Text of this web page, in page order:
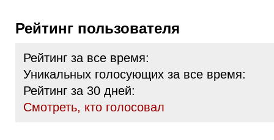
Рейтинг пользователя
Рейтинг за все время:
Уникальных голосующих за все время:
Рейтинг за 30 дней:
Cмотреть, кто голосовал